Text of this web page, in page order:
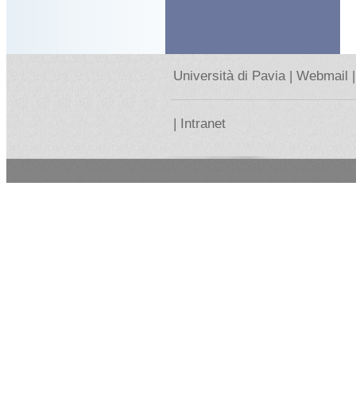
Università di Pavia | Webmail |
| Intranet